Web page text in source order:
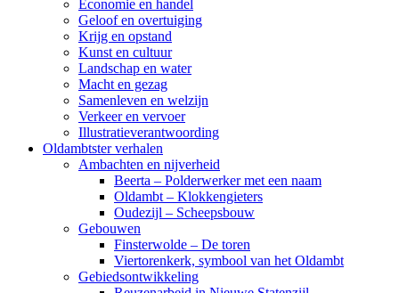
Economie en handel
Geloof en overtuiging
Krijg en opstand
Kunst en cultuur
Landschap en water
Macht en gezag
Samenleven en welzijn
Verkeer en vervoer
Illustratieverantwoording
Oldambtster verhalen
Ambachten en nijverheid
Beerta – Polderwerker met een naam
Oldambt – Klokkengieters
Oudezijl – Scheepsbouw
Gebouwen
Finsterwolde – De toren
Viertorenkerk, symbool van het Oldambt
Gebiedsontwikkeling